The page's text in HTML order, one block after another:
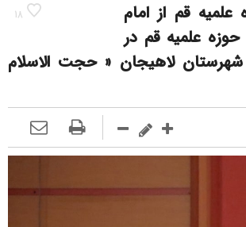
18
قم از امام
علمیه قم در
شهرستان لاهیجان « حجت الاسلام